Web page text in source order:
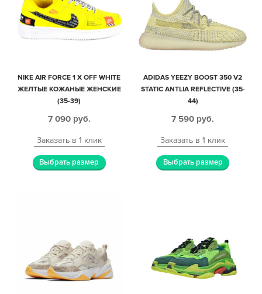
NIKE AIR FORCE 1 X OFF WHITE
ЖЕЛТЫЕ КОЖАНЫЕ ЖЕНСКИЕ
(35-39)
7 090 руб.
Заказать в 1 клик
Выбрать размер
ADIDAS YEEZY BOOST 350 V2
STATIC ANTLIA REFLECTIVE (35-
44)
7 590 руб.
Заказать в 1 клик
Выбрать размер